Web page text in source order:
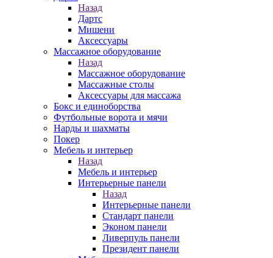
Назад
Дартс
Мишени
Аксессуары
Массажное оборудование
Назад
Массажное оборудование
Массажные столы
Аксессуары для массажа
Бокс и единоборства
Футбольные ворота и мячи
Нарды и шахматы
Покер
Мебель и интерьер
Назад
Мебель и интерьер
Интерьерные панели
Назад
Интерьерные панели
Стандарт панели
Эконом панели
Ливерпуль панели
Президент панели